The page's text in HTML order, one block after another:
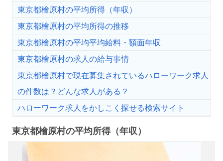
東京都檜原村の平均所得（年収）
東京都檜原村の平均所得の推移
東京都檜原村の平均平均給料・額面年収
東京都檜原村の求人の給与事情
東京都檜原村で現在募集されているハローワーク求人
の件数は？どんな求人がある？
ハローワーク求人をかしこく探せる検索サイト
東京都檜原村の平均所得（年収）